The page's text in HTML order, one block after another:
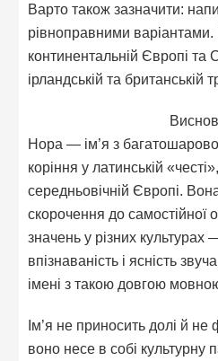
Варто також зазначити:
рівноправними
континентальній Європі
ірландській та британській
Нора — ім’я з
коріння у латинській
середньовічній Європі.
скорочення до самостійної
значень у різних культурах
впізнаваність і ясність
імені з такою довгою
Ім’я не приносить долі й
воно несе в собі культурну